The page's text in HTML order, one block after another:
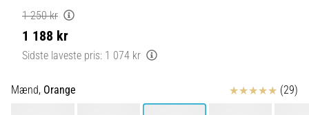
gang
om
1 250 kr
1 188 kr
Sidste laveste pris: 1 074 kr
Mænd, Orange Anmeldelser (29)